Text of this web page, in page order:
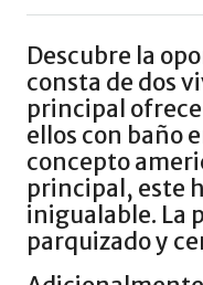
Descubre la
consta de dos
principal
ellos con baño
concepto
principal, este
inigualable. La
parquizado y